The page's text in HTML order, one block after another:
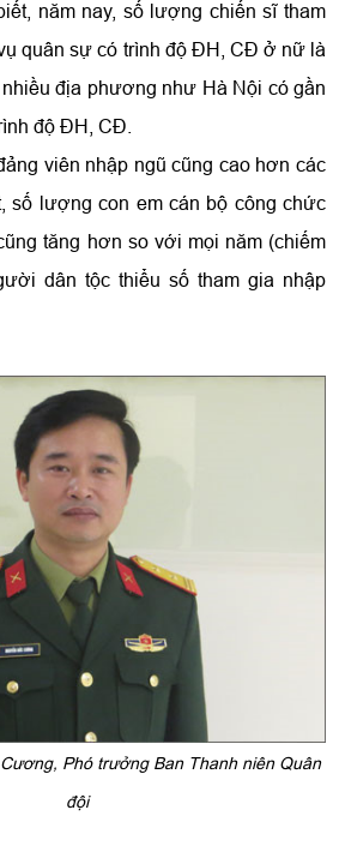
năm nay, số lượng chiến sĩ tham
quân sự có trình độ ĐH, CĐ ở nữ là
nhiều địa phương như Hà Nội có gần
độ ĐH, CĐ.
viên nhập ngũ cũng cao hơn các
số lượng con em cán bộ công chức
tăng hơn so với mọi năm (chiếm
dân tộc thiểu số tham gia nhập
Phó trưởng Ban Thanh niên Quân
đội